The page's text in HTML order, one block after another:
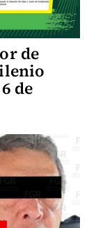
de
de